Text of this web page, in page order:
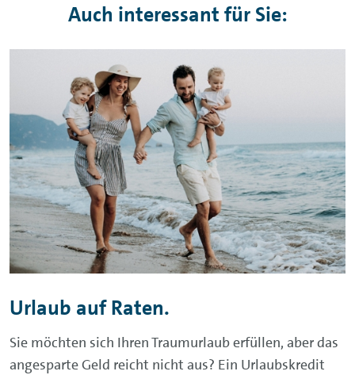
Auch interessant für Sie:
Urlaub auf Raten.
Sie möchten sich Ihren Traumurlaub erfüllen, aber das
angesparte Geld reicht nicht aus? Ein Urlaubskredit